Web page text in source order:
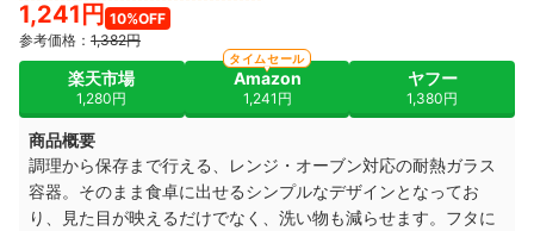
1,241円 10%OFF
参考価格： 1,382円
楽天市場
1,280円
Amazon
1,241円
タイムセール
ヤフー
1,380円
商品概要
調理から保存まで行える、レンジ・オーブン対応の耐熱ガラス
容器。 そのまま食卓に出せるシンプルなデザインとなってお
り、
見た目が映えるだけでなく、洗い物も減らせます。 フタに